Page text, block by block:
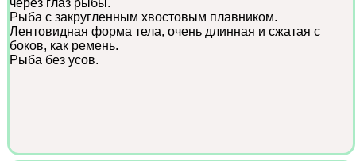
Рыба с закругленным хвостовым плавником.
Лентовидная форма тела, очень длинная и сжатая с
боков, как ремень.
Рыба без усов.